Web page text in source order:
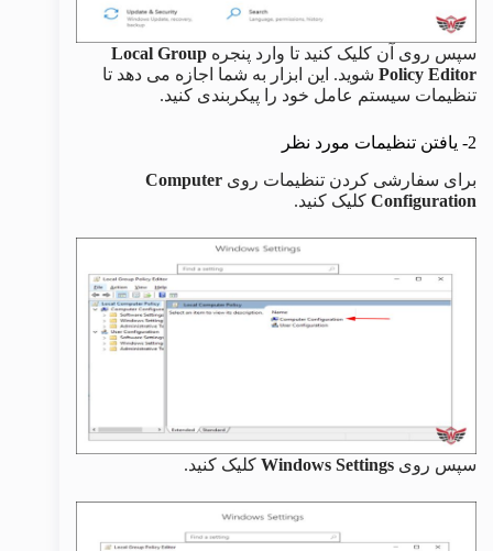
سپس روی آن کلیک کنید تا وارد پنجره Local Group
Policy Editor شوید. این ابزار به شما اجازه می دهد تا
تنظیمات سیستم عامل خود را پیکربندی کنید.
2- یافتن تنظیمات مورد نظر
برای سفارشی کردن تنظیمات روی Computer
Configuration کلیک کنید.
سپس روی Windows Settings کلیک کنید.